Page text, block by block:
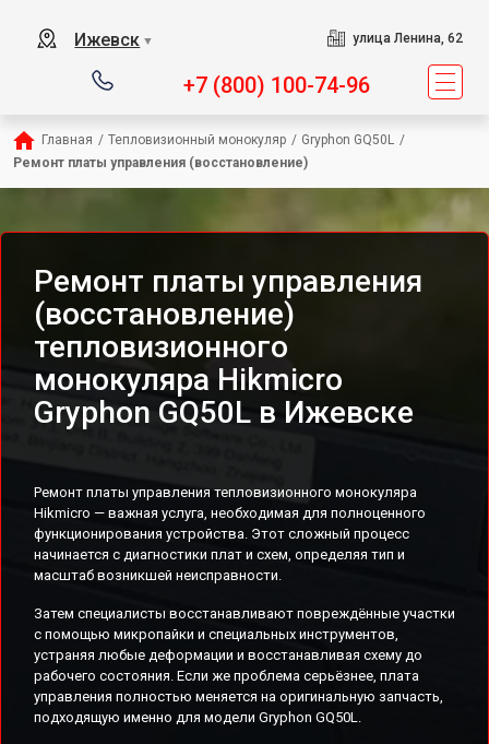
Ижевск ▼ улица Ленина, 62
+7 (800) 100-74-96
Главная / Тепловизионный монокуляр / Gryphon GQ50L /
Ремонт платы управления (восстановление)
Ремонт платы управления
(восстановление)
тепловизионного
монокуляра Hikmicro
Gryphon GQ50L в Ижевске
Ремонт платы управления тепловизионного монокуляра
Hikmicro — важная услуга, необходимая для полноценного
функционирования устройства. Этот сложный процесс
начинается с диагностики плат и схем, определяя тип и
масштаб возникшей неисправности.
Затем специалисты восстанавливают повреждённые участки
с помощью микропайки и специальных инструментов,
устраняя любые деформации и восстанавливая схему до
рабочего состояния. Если же проблема серьёзнее, плата
управления полностью меняется на оригинальную запчасть,
подходящую именно для модели Gryphon GQ50L.